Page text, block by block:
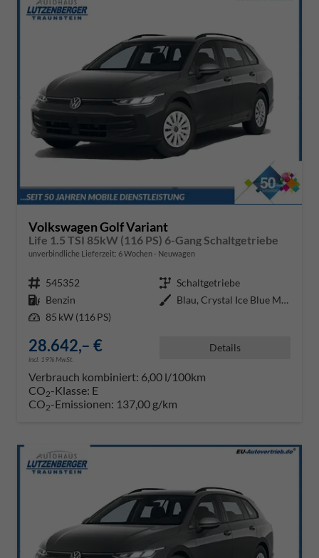
Volkswagen Golf Variant
Life 1.5 TSI 85kW (116 PS) 6-Gang Schaltgetriebe
unverbindliche Lieferzeit: 6 Wochen Neuwagen
Fahrzeugnr. 545352 Getriebe Schaltgetriebe
Kraftstoff Benzin Außenfarbe
Blau, Crystal Ice Blue Metallic
Leistung 85 kW (116 PS)
28.642,– €
incl. 19% MwSt.
Details
Verbrauch kombiniert: 6,00 l/100km
CO2-Klasse: E
CO2-Emissionen: 137,00 g/km